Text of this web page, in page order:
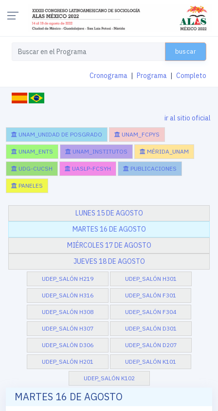
buscar
Cronograma Programa Completo
ir al sitio oficial
UNAM_UNIDAD DE POSGRADO UNAM_FCPYS
UNAM_ENTS UNAM_INSTITUTOS MÉRIDA_UNAM
UDG-CUCSH UASLP-FCSYH PUBLICACIONES
PANELES
LUNES 15 DE AGOSTO
MARTES 16 DE AGOSTO
MIÉRCOLES 17 DE AGOSTO
JUEVES 18 DE AGOSTO
UDEP_SALÓN H219 UDEP_SALÓN H301
UDEP_SALÓN H316 UDEP_SALÓN F301
UDEP_SALÓN H308 UDEP_SALÓN F304
UDEP_SALÓN H307 UDEP_SALÓN D301
UDEP_SALÓN D306 UDEP_SALÓN D207
UDEP_SALÓN H201 UDEP_SALÓN K101
UDEP_SALÓN K102
MARTES 16 DE AGOSTO